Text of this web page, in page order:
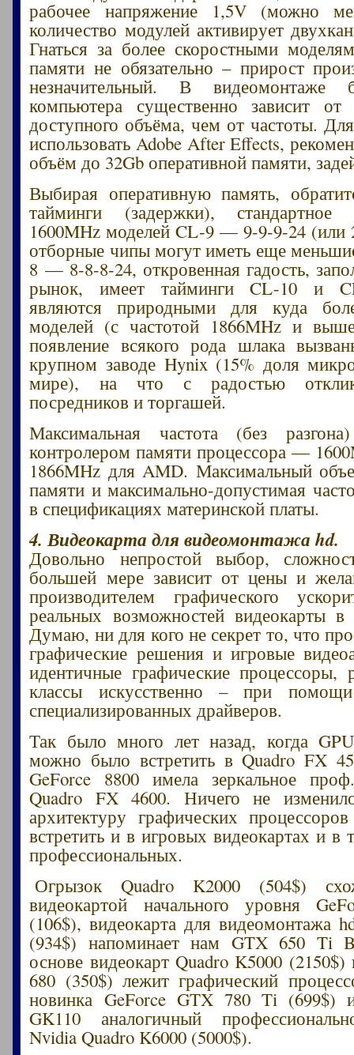
рабочее напряжение 1,5V (можно
количество модулей активирует
Гнаться за более скоростными
памяти не обязательно – прирост
незначительный. В видеомонтаже
компьютера существенно зависит от
доступного объёма, чем от частоты.
использовать Adobe After Effects,
объём до 32Gb оперативной памяти,
Выбирая оперативную память,
тайминги (задержки), стандартное
1600MHz моделей CL-9 — 9-9-9-24
отборные чипы могут иметь еще
8 — 8-8-8-24, откровенная гадость,
рынок, имеет тайминги CL-10 и
являются природными для куда
моделей (с частотой 1866MHz и
появление всякого рода шлака
крупном заводе Hynix (15% доля
мире), на что с радостью
посредников и торгашей.
Максимальная частота (без
контролером памяти процессора —
1866MHz для AMD. Максимальный
памяти и максимально-допустимая
в спецификациях материнской платы.
4. Видеокарта для видеомонтажа hd.
Довольно непростой выбор,
большей мере зависит от цены и
производителем графического
реальных возможностей видеокарты в
Думаю, ни для кого не секрет то, что
графические решения и игровые
идентичные графические процессоры,
классы искусственно – при
специализированных драйверов.
Так было много лет назад, когда
можно было встретить в Quadro FX
GeForce 8800 имела зеркальное
Quadro FX 4600. Ничего не
архитектуру графических
встретить и в игровых видеокартах и в
профессиональных.
Огрызок Quadro K2000 (504$)
видеокартой начального уровня
(106$), видеокарта для видеомонтажа
(934$) напоминает нам GTX 650 Ti
основе видеокарт Quadro K5000
680 (350$) лежит графический
новинка GeForce GTX 780 Ti (699$)
GK110 аналогичный
Nvidia Quadro K6000 (5000$).